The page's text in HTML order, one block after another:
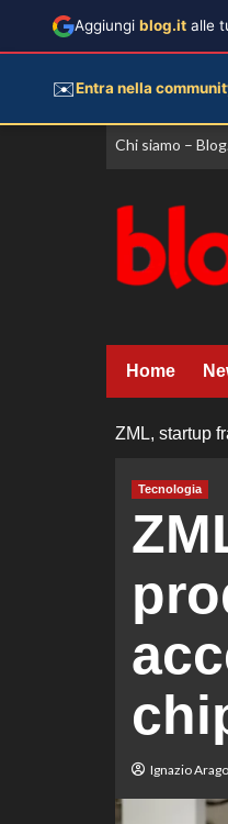
Vai
Chi siamo –
Home
ZML, startup
Tecnologia
Ignazio
Aggiungi blog.it alle
✉️Entra nella